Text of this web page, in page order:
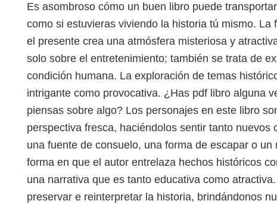
Es asombroso cómo un buen libro puede
como si estuvieras viviendo la historia tú mismo.
el presente crea una atmósfera misteriosa y
solo sobre el entretenimiento; también se trata de
condición humana. La exploración de temas
intrigante como provocativa. ¿Has pdf libro alguna
piensas sobre algo? Los personajes en este libro
perspectiva fresca, haciéndolos sentir tanto
una fuente de consuelo, una forma de escapar o
forma en que el autor entrelaza hechos históricos
una narrativa que es tanto educativa como
preservar e reinterpretar la historia, brindándonos